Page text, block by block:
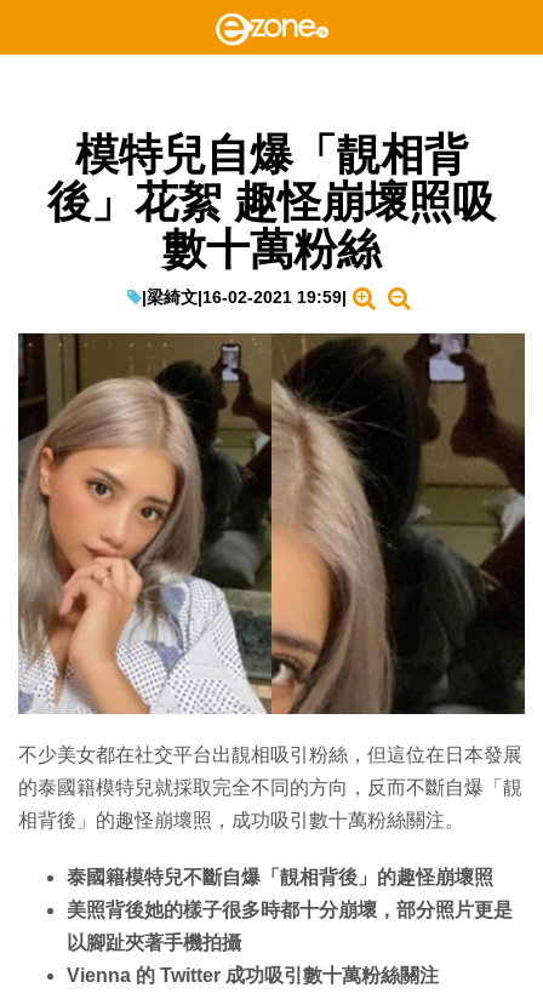
模特兒自爆「靚相背
後」花絮 趣怪崩壞照吸
數十萬粉絲
|梁綺文|16-02-2021 19:59|
不少美女都在社交平台出靚相吸引粉絲，但這位在日本發展
的泰國籍模特兒就採取完全不同的方向，反而不斷自爆「靚
相背後」的趣怪崩壞照，成功吸引數十萬粉絲關注。
泰國籍模特兒不斷自爆「靚相背後」的趣怪崩壞照
美照背後她的樣子很多時都十分崩壞，部分照片更是
以腳趾夾著手機拍攝
Vienna 的 Twitter 成功吸引數十萬粉絲關注